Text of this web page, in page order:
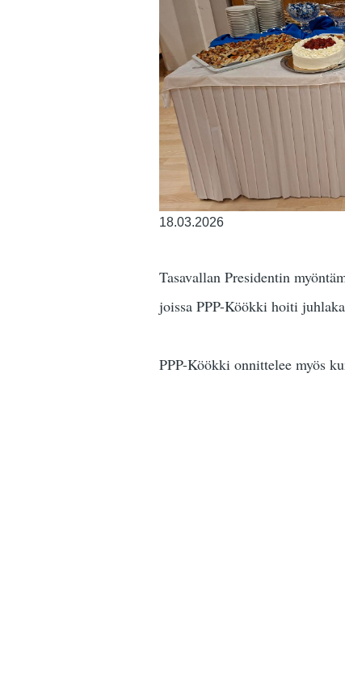
18.03.2026
Tasavallan Presidentin
joissa PPP-Köökki hoiti
PPP-Köökki onnittelee myös